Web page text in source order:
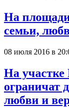
На
семьи,
08 июля 2016 в
На
ограничат
любви и